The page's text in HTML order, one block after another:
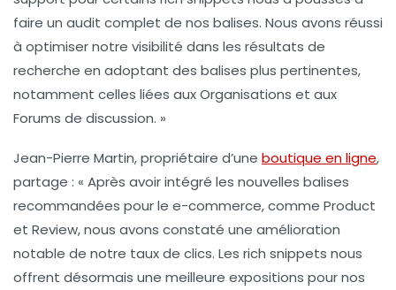
faire un audit complet de nos balises. Nous avons réussi
à optimiser notre visibilité dans les résultats de
recherche en adoptant des balises plus pertinentes,
notamment celles liées auxOrganisations et aux
Forums de discussion. »
Jean-Pierre Martin, propriétaire d’une boutique en ligne,
partage : « Après avoir intégré les nouvelles balises
recommandées pour le e-commerce, comme Product
et Review, nous avons constaté une amélioration
notable de notre taux de clics. Les rich snippets nous
offrent désormais une meilleure expositions pour nos